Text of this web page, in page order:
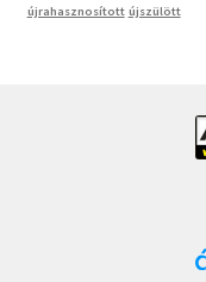
újrahasznosított újszülött